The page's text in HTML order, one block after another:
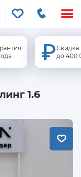
Скидка
до 400
1.6